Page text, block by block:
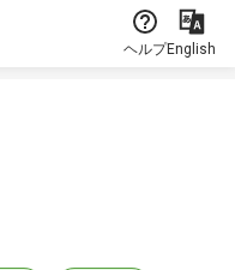
ヘルプEnglish